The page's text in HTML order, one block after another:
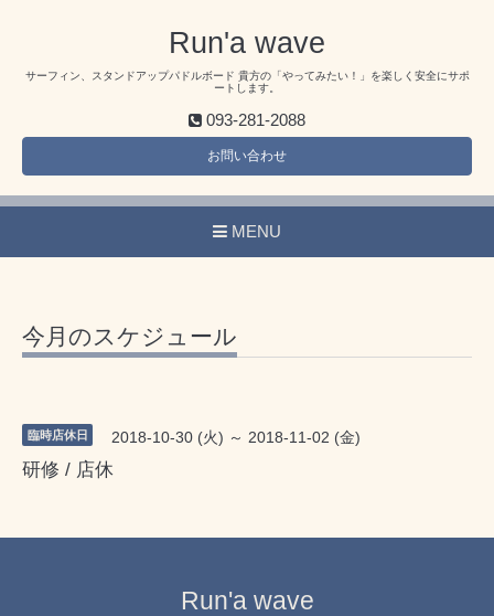
Run'a wave
サーフィン、スタンドアップパドルボード 貴方の「やってみたい！」を楽しく安全にサポ
ートします。
093-281-2088
お問い合わせ
MENU
今月のスケジュール
臨時店休日 2018-10-30 (火) ～ 2018-11-02 (金)
研修 / 店休
Run'a wave